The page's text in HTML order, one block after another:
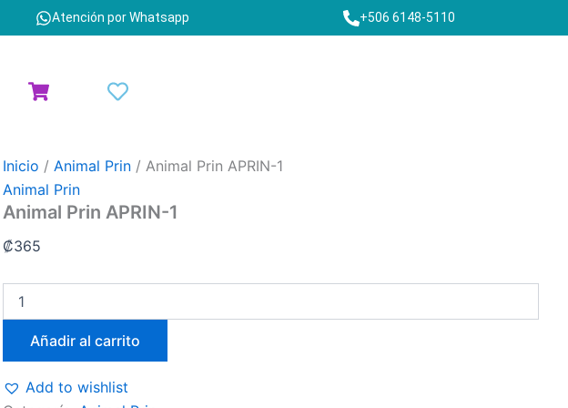
Atención por Whatsapp +506 6148-5110
Inicio /Animal Prin / Animal Prin APRIN-1
Animal Prin
Animal Prin APRIN-1
₡365
Animal
cantidad
Añadir al carrito
Add to wishlist